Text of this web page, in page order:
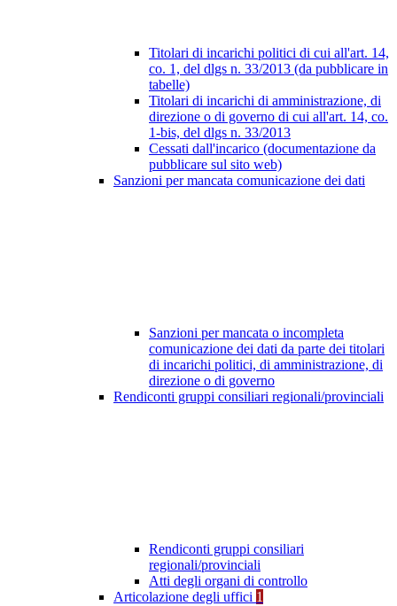
Titolari di incarichi politici di cui all'art. 14,
co. 1, del dlgs n. 33/2013 (da pubblicare in
tabelle)
Titolari di incarichi di amministrazione, di
direzione o di governo di cui all'art. 14, co.
1-bis, del dlgs n. 33/2013
Cessati dall'incarico (documentazione da
pubblicare sul sito web)
Sanzioni per mancata comunicazione dei dati
Sanzioni per mancata o incompleta
comunicazione dei dati da parte dei titolari
di incarichi politici, di amministrazione, di
direzione o di governo
Rendiconti gruppi consiliari regionali/provinciali
Rendiconti gruppi consiliari
regionali/provinciali
Atti degli organi di controllo
Articolazione degli uffici 1